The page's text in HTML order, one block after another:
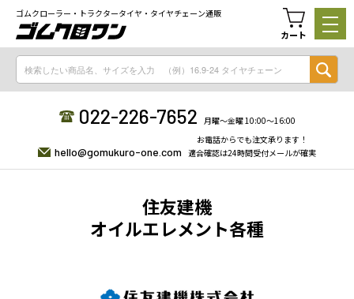
ゴムクローラー・トラクタータイヤ・タイヤチェーン通販
カート
022-226-7652 月曜〜金曜 10:00〜16:00
hello@gomukuro-one.com
お電話からでも注文承ります！
適合確認は24時間受付メールが確実
住友建機
オイルエレメント各種